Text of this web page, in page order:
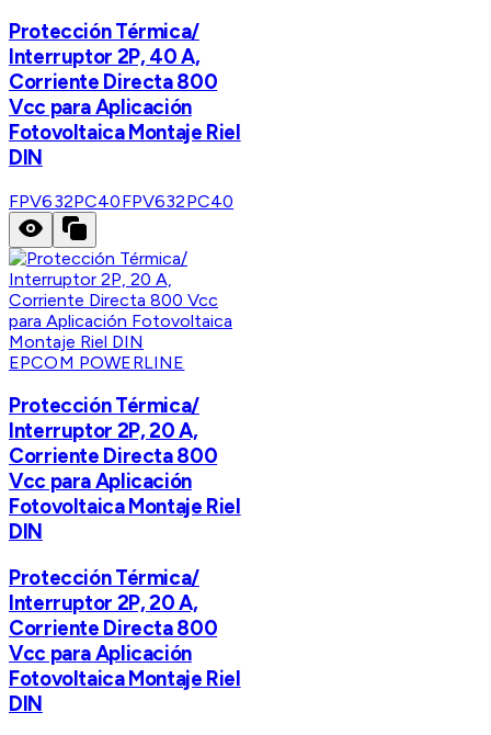
Protección Térmica/
Interruptor 2P, 40 A,
Corriente Directa 800
Vcc para Aplicación
Fotovoltaica Montaje Riel
DIN
FPV632PC40FPV632PC40
EPCOM POWERLINE
Protección Térmica/
Interruptor 2P, 20 A,
Corriente Directa 800
Vcc para Aplicación
Fotovoltaica Montaje Riel
DIN
Protección Térmica/
Interruptor 2P, 20 A,
Corriente Directa 800
Vcc para Aplicación
Fotovoltaica Montaje Riel
DIN